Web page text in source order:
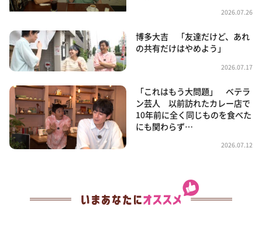
2026.07.26
博多大吉 「友達だけど、あれ
の共有だけはやめよう」
2026.07.17
「これはもう大問題」 ベテラ
ン芸人 以前訪れたカレー店で
10年前に全く同じものを食べた
にも関わらず…
2026.07.12